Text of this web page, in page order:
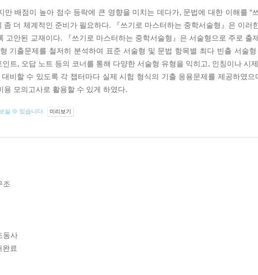
만 배점이 높아 점수 등락에 큰 영향을 미치는 데다가, 문법에 대한 이해를 “
좀 더 체계적인 준비가 필요하다. 『쓰기로 마스터하는 중학서술형』은 이러
고안된 교재이다. 『쓰기로 마스터하는 중학서술형』은 서술형으로 주로 출
기출문제를 철저히 분석하여 표준 서술형 및 문법 항목별 최다 빈출 서술
트, 오답 노트 등의 코너를 통해 다양한 서술형 유형을 익히고, 인칭이나 시
비할 수 있도록 각 챕터마다 실제 시험 형식의 기출 응용문제를 제공하였
용 모의고사로 활용할 수 있게 하였다.
실 수 있습니다. 미리보기
조
동사
완료